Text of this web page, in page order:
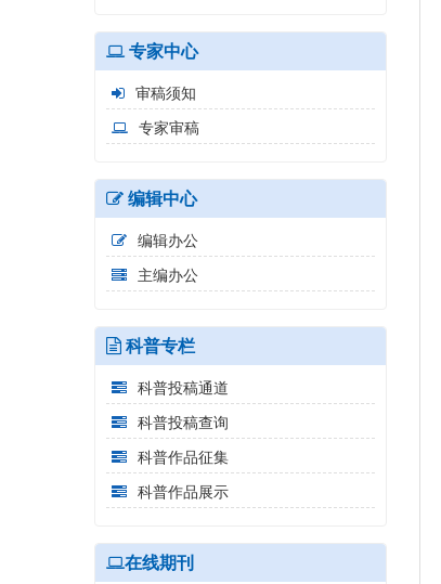
专家中心
审稿须知
专家审稿
编辑中心
编辑办公
主编办公
科普专栏
科普投稿通道
科普投稿查询
科普作品征集
科普作品展示
在线期刊